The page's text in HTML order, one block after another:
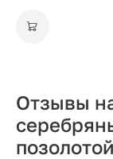
Отзывы